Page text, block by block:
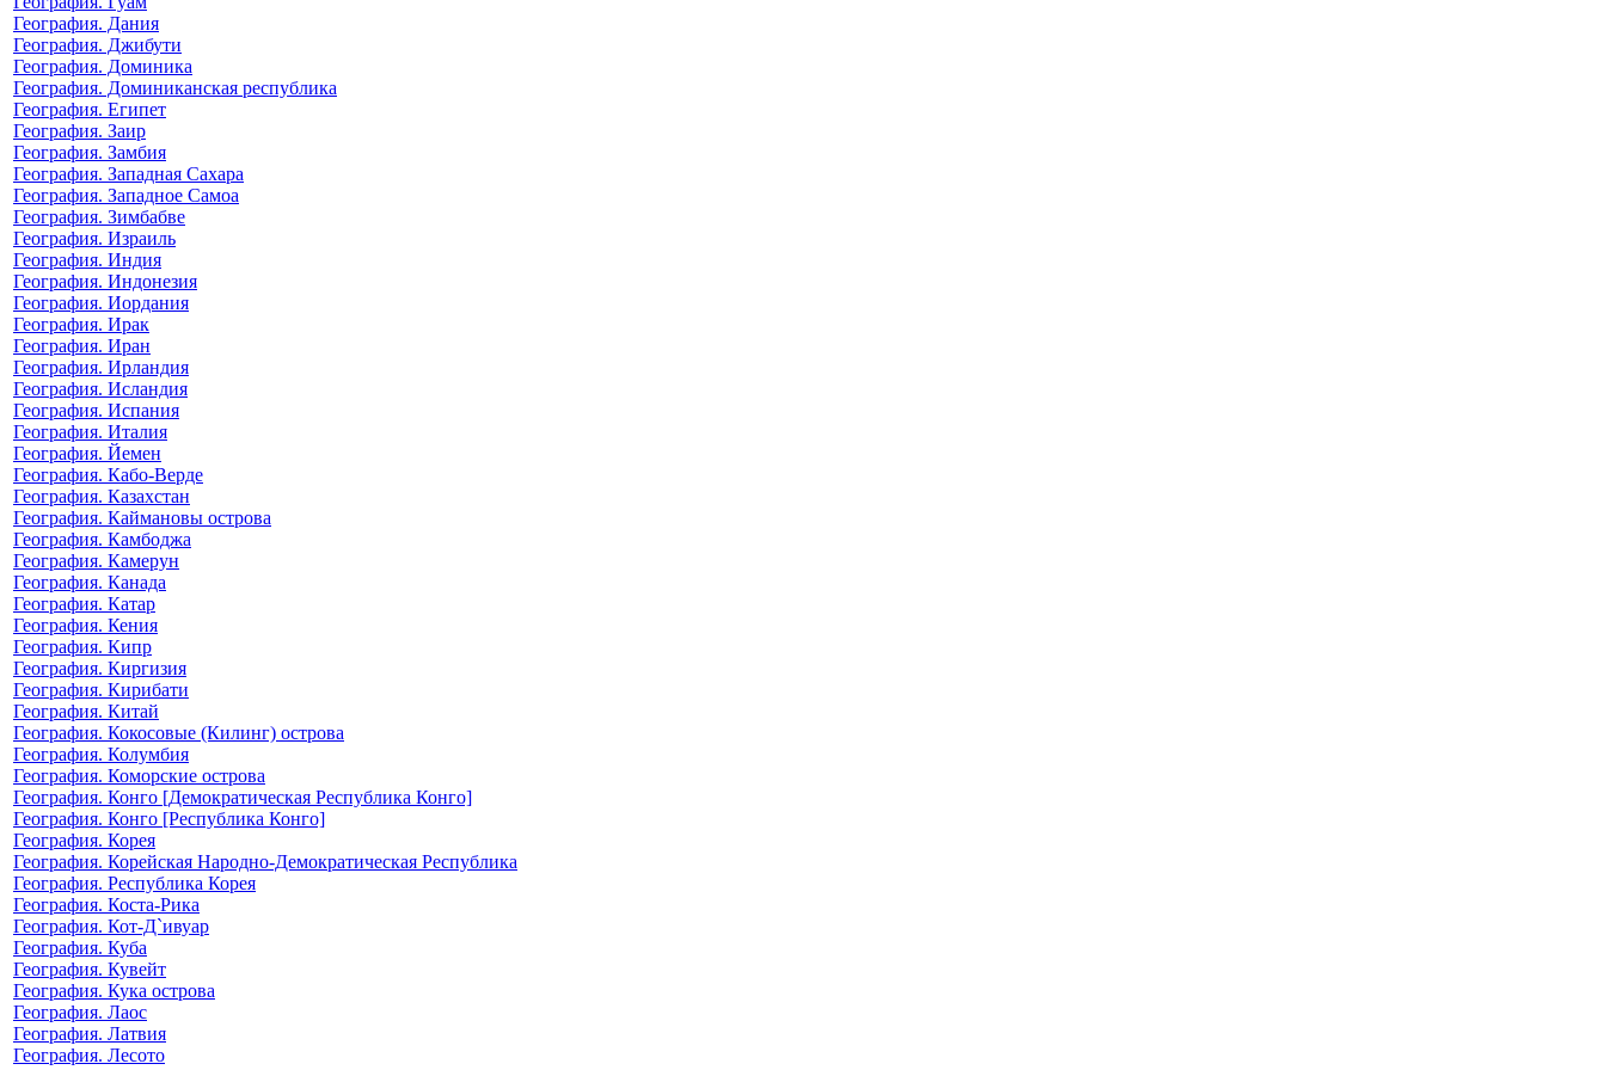
География. Дания
География. Джибути
География. Доминика
География. Доминиканская республика
География. Египет
География. Заир
География. Замбия
География. Западная Сахара
География. Западное Самоа
География. Зимбабве
География. Израиль
География. Индия
География. Индонезия
География. Иордания
География. Ирак
География. Иран
География. Ирландия
География. Исландия
География. Испания
География. Италия
География. Йемен
География. Кабо-Верде
География. Казахстан
География. Каймановы острова
География. Камбоджа
География. Камерун
География. Канада
География. Катар
География. Кения
География. Кипр
География. Киргизия
География. Кирибати
География. Китай
География. Кокосовые (Килинг) острова
География. Колумбия
География. Коморские острова
География. Конго [Демократическая Республика Конго]
География. Конго [Республика Конго]
География. Корея
География. Корейская Народно-Демократическая Республика
География. Республика Корея
География. Коста-Рика
География. Кот-Д`ивуар
География. Куба
География. Кувейт
География. Кука острова
География. Лаос
География. Латвия
География. Лесото